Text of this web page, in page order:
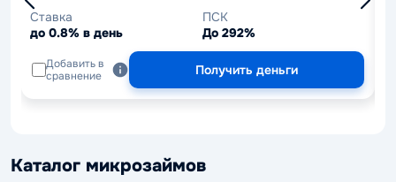
Ставка
до 0.8% в день
ПСК
До 292%
Добавить в
сравнение
Получить деньги
Каталог микрозаймов